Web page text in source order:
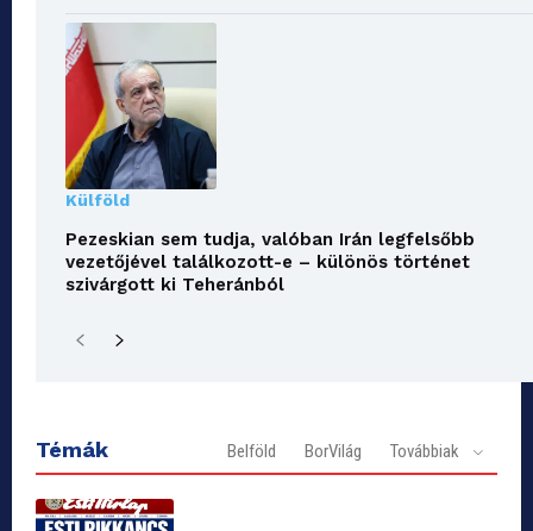
Külföld
Pezeskian sem tudja, valóban Irán legfelsőbb
vezetőjével találkozott-e – különös történet
szivárgott ki Teheránból
Témák Belföld BorVilág Továbbiak